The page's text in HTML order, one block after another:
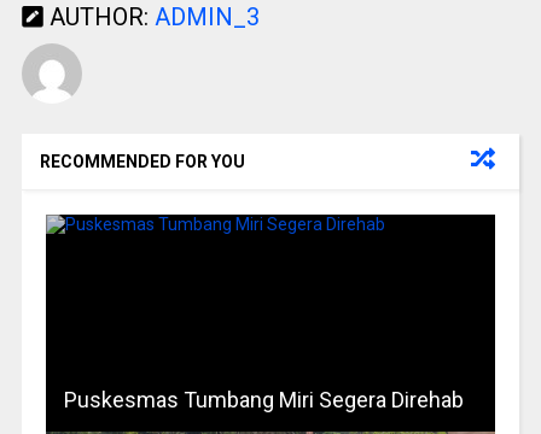
AUTHOR: ADMIN_3
RECOMMENDED FOR YOU
Puskesmas Tumbang Miri Segera Direhab